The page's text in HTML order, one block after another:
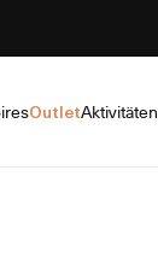
OutletAktivitäten